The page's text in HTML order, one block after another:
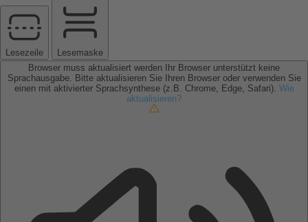
Lesezeile
Lesemaske
Browser muss aktualisiert werden
Ihr Browser unterstützt keine
Sprachausgabe. Bitte aktualisieren Sie Ihren Browser oder verwenden Sie
einen mit aktivierter Sprachsynthese (z.B. Chrome, Edge, Safari). Wie
aktualisieren?